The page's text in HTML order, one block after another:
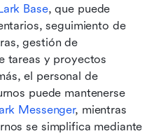
Lark Base, que puede
seguimiento de
gestión de
tareas y proyectos
el personal de
puede mantenerse
Messenger, mientras